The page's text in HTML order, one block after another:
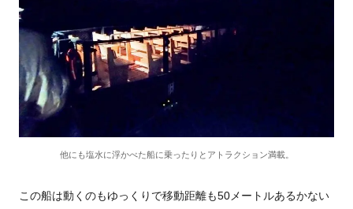
他にも塩水に浮かべた船に乗ったりとアトラクション満載。
この船は動くのもゆっくりで移動距離も50メートルあるかない